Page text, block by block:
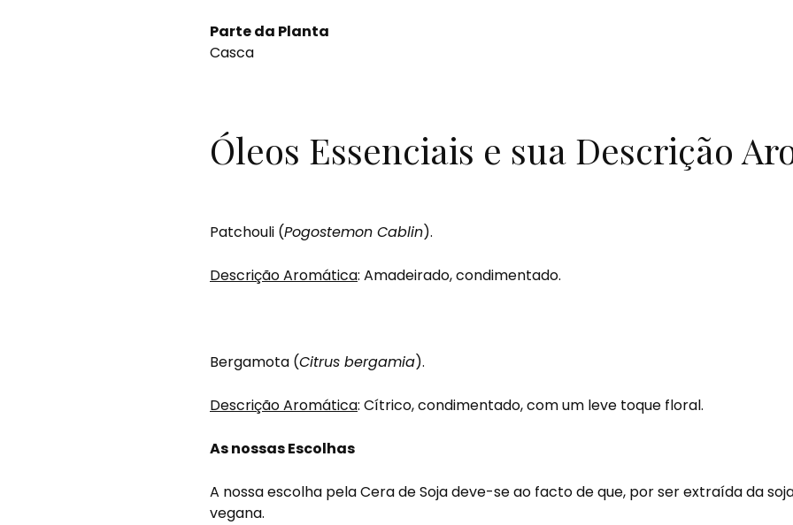
Parte da Planta
Casca
Óleos Essenciais e sua Descrição
Patchouli (Pogostemon Cablin).
Descrição Aromática: Amadeirado, condimentado.
Bergamota (Citrus bergamia).
Descrição Aromática: Cítrico, condimentado, com um leve toque floral.
As nossas Escolhas
A nossa escolha pela Cera de Soja deve-se ao facto de que, por ser extraída da
vegana.